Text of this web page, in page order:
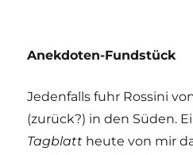
Anekdoten-Fundstück
Jedenfalls fuhr Rossini
(zurück?) in den Süden.
Tagblatt heute von mir